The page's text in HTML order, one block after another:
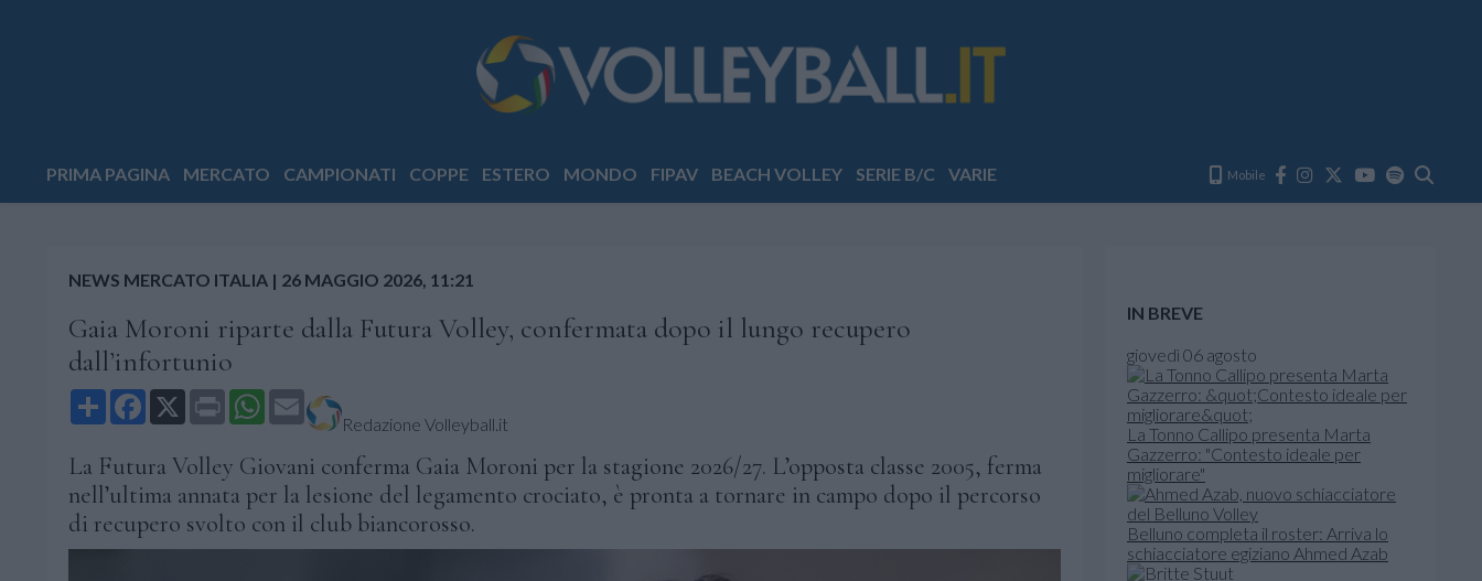
PRIMA PAGINA MERCATO CAMPIONATI COPPE ESTERO MONDO FIPAV BEACH VOLLEY SERIE B/C VARIE Mobile
NEWS MERCATO ITALIA | 26 MAGGIO 2026, 11:21
Gaia Moroni riparte dalla Futura Volley, confermata dopo il lungo recupero
dall’infortunio
Share Facebook
X Print WhatsApp
Email
Redazione Volleyball.it
La Futura Volley Giovani conferma Gaia Moroni per la stagione 2026/27. L’opposta classe 2005, ferma
nell’ultima annata per la lesione del legamento crociato, è pronta a tornare in campo dopo il percorso
di recupero svolto con il club biancorosso.
IN BREVE
giovedì 06 agosto
La Tonno Callipo presenta Marta
Gazzerro: "Contesto ideale per
migliorare"
Belluno completa il roster: Arriva lo
schiacciatore egiziano Ahmed Azab